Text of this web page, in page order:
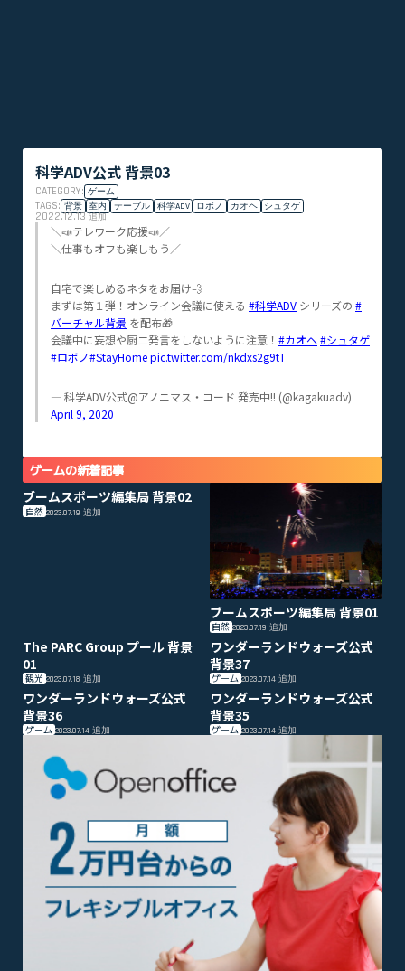
科学ADV公式 背景03
CATEGORY: ゲーム
TAGS: 背景 室内 テーブル 科学ADV ロボノ カオヘ シュタゲ
2022.12.13追加
＼📣テレワーク応援📣／
＼仕事もオフも楽しもう／
自宅で楽しめるネタをお届け💨
まずは第１弾！オンライン会議に使える #科学ADV シリーズの #
バーチャル背景 を配布🎁
会議中に妄想や厨二発言をしないように注意！ #カオヘ#シュタゲ
#ロボノ#StayHomepic.twitter.com/nkdxs2g9tT
— 科学ADV公式@アノニマス・コード 発売中!! (@kagakuadv)
April 9, 2020
ゲームの新着記事
ブームスポーツ編集局 背景02
自然 2023.07.19 追加
ブームスポーツ編集局 背景01
自然 2023.07.19追加
The PARC Group プール 背景
01
観光 2023.07.18 追加
ワンダーランドウォーズ公式
背景37
ゲーム 2023.07.14追加
ワンダーランドウォーズ公式
背景36
ゲーム 2023.07.14 追加
ワンダーランドウォーズ公式
背景35
ゲーム 2023.07.14追加